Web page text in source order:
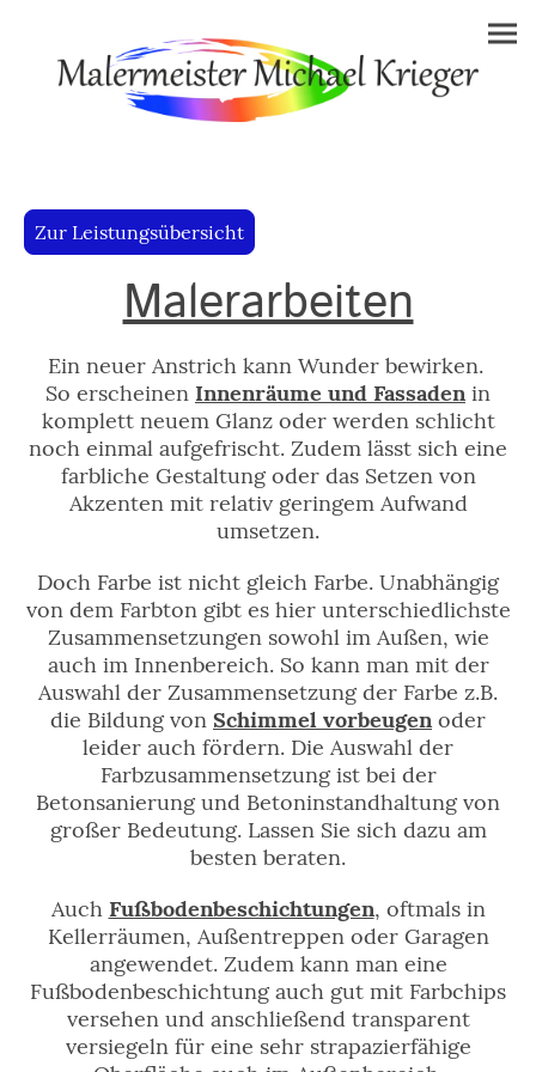
Malerarbeiten
Zur Leistungsübersicht
Ein neuer Anstrich kann Wunder bewirken.
So erscheinen Innenräume und Fassaden in
komplett neuem Glanz oder werden schlicht
noch einmal aufgefrischt. Zudem lässt sich eine
farbliche Gestaltung oder das Setzen von
Akzenten mit relativ geringem Aufwand
umsetzen.
Doch Farbe ist nicht gleich Farbe. Unabhängig
von dem Farbton gibt es hier unterschiedlichste
Zusammensetzungen sowohl im Außen, wie
auch im Innenbereich. So kann man mit der
Auswahl der Zusammensetzung der Farbe z.B.
die Bildung von Schimmel vorbeugen oder
leider auch fördern. Die Auswahl der
Farbzusammensetzung ist bei der
Betonsanierung und Betoninstandhaltung von
großer Bedeutung. Lassen Sie sich dazu am
besten beraten.
Auch Fußbodenbeschichtungen, oftmals in
Kellerräumen, Außentreppen oder Garagen
angewendet. Zudem kann man eine
Fußbodenbeschichtung auch gut mit Farbchips
versehen und anschließend transparent
versiegeln für eine sehr strapazierfähige